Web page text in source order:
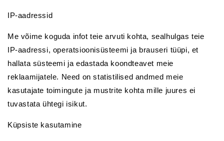
IP-aadressid
Me võime koguda infot teie arvuti kohta, sealhulgas teie
IP-aadressi, operatsioonisüsteemi ja brauseri tüüpi, et
hallata süsteemi ja edastada koondteavet meie
reklaamijatele. Need on statistilised andmed meie
kasutajate toimingute ja mustrite kohta mille juures ei
tuvastata ühtegi isikut.
Küpsiste kasutamine